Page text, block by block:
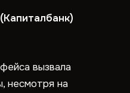
вызвала
несмотря на